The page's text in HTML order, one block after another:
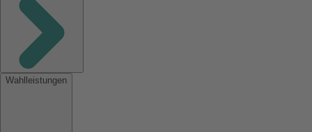
Wahlleistungen